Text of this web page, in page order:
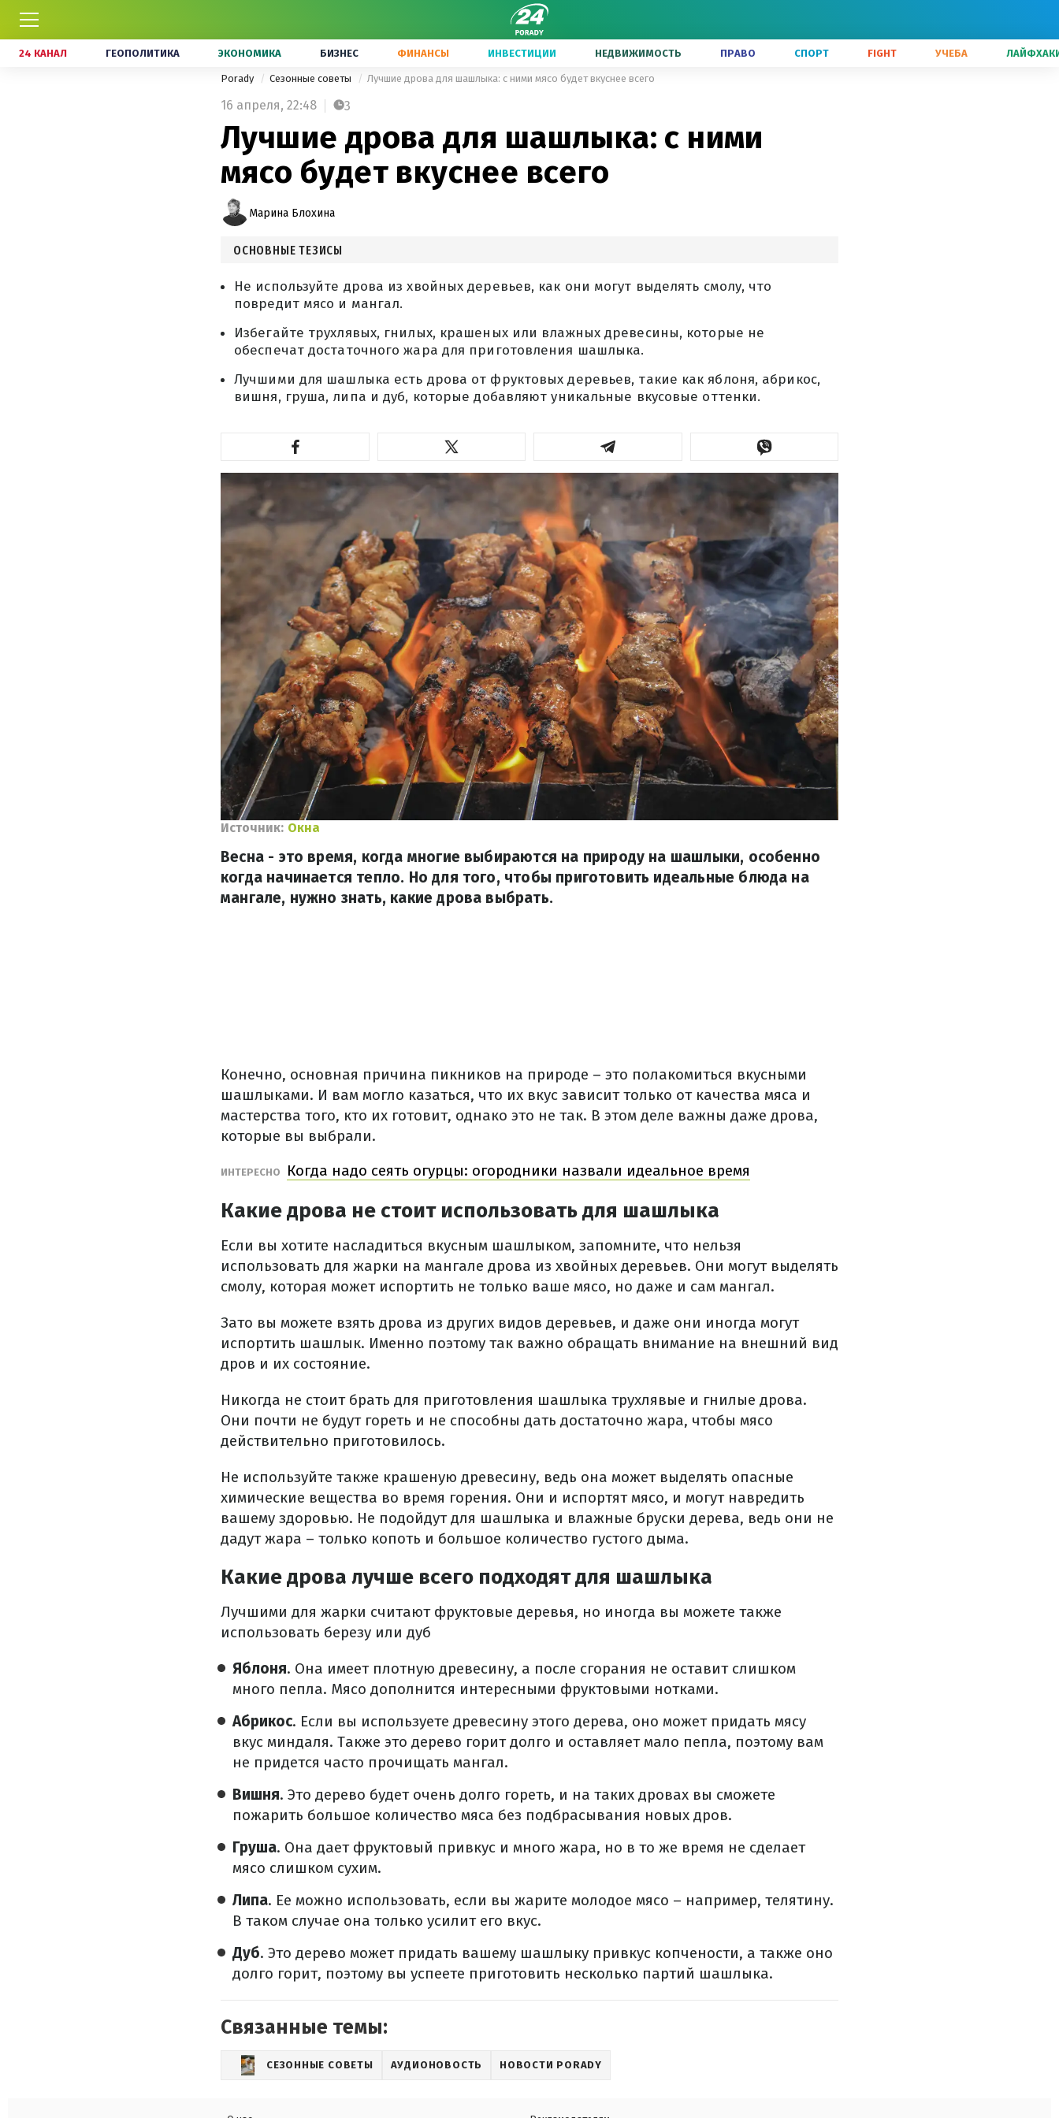
24 КАНАЛ ГЕОПОЛИТИКА ЭКОНОМИКА БИЗНЕС ФИНАНСЫ ИНВЕСТИЦИИ НЕДВИЖИМОСТЬ ПРАВО СПОРТ FIGHT УЧЕБА
Porady Сезонные советы Лучшие дрова для шашлыка: с ними мясо будет вкуснее всего
16 апреля, 22:48 3
Лучшие дрова для шашлыка: с ними
мясо будет вкуснее всего
Марина Блохина
ОСНОВНЫЕ ТЕЗИСЫ
Не используйте дрова из хвойных деревьев, как они могут выделять смолу, что
повредит мясо и мангал.
Избегайте трухлявых, гнилых, крашеных или влажных древесины, которые не
обеспечат достаточного жара для приготовления шашлыка.
Лучшими для шашлыка есть дрова от фруктовых деревьев, такие как яблоня, абрикос,
вишня, груша, липа и дуб, которые добавляют уникальные вкусовые оттенки.
Источник: Окна
Весна - это время, когда многие выбираются на природу на шашлыки, особенно
когда начинается тепло. Но для того, чтобы приготовить идеальные блюда на
мангале, нужно знать, какие дрова выбрать.
Конечно, основная причина пикников на природе – это полакомиться вкусными
шашлыками. И вам могло казаться, что их вкус зависит только от качества мяса и
мастерства того, кто их готовит, однако это не так. В этом деле важны даже дрова,
которые вы выбрали.
ИНТЕРЕСНО Когда надо сеять огурцы: огородники назвали идеальное время
Какие дрова не стоит использовать для шашлыка
Если вы хотите насладиться вкусным шашлыком, запомните, что нельзя
использовать для жарки на мангале дрова из хвойных деревьев. Они могут выделять
смолу, которая может испортить не только ваше мясо, но даже и сам мангал.
Зато вы можете взять дрова из других видов деревьев, и даже они иногда могут
испортить шашлык. Именно поэтому так важно обращать внимание на внешний вид
дров и их состояние.
Никогда не стоит брать для приготовления шашлыка трухлявые и гнилые дрова.
Они почти не будут гореть и не способны дать достаточно жара, чтобы мясо
действительно приготовилось.
Не используйте также крашеную древесину, ведь она может выделять опасные
химические вещества во время горения. Они и испортят мясо, и могут навредить
вашему здоровью. Не подойдут для шашлыка и влажные бруски дерева, ведь они не
дадут жара – только копоть и большое количество густого дыма.
Какие дрова лучше всего подходят для шашлыка
Лучшими для жарки считают фруктовые деревья, но иногда вы можете также
использовать березу или дуб
Яблоня. Она имеет плотную древесину, а после сгорания не оставит слишком
много пепла. Мясо дополнится интересными фруктовыми нотками.
Абрикос. Если вы используете древесину этого дерева, оно может придать мясу
вкус миндаля. Также это дерево горит долго и оставляет мало пепла, поэтому вам
не придется часто прочищать мангал.
Вишня. Это дерево будет очень долго гореть, и на таких дровах вы сможете
пожарить большое количество мяса без подбрасывания новых дров.
Груша. Она дает фруктовый привкус и много жара, но в то же время не сделает
мясо слишком сухим.
Липа. Ее можно использовать, если вы жарите молодое мясо – например, телятину.
В таком случае она только усилит его вкус.
Дуб. Это дерево может придать вашему шашлыку привкус копчености, а также оно
долго горит, поэтому вы успеете приготовить несколько партий шашлыка.
Связанные темы:
СЕЗОННЫЕ СОВЕТЫ АУДИОНОВОСТЬ НОВОСТИ PORADY